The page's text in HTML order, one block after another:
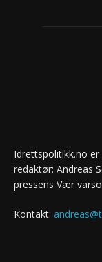
Idrettspolitikk.no
redaktør: Andreas
pressens Vær
Kontakt: